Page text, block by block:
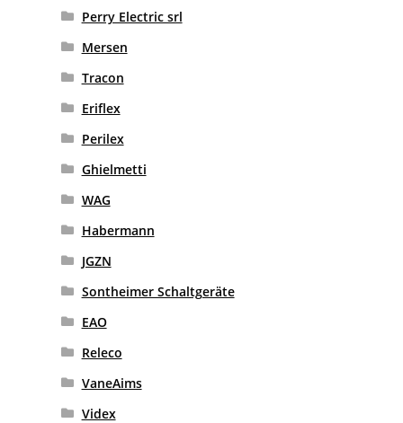
Perry Electric srl
Mersen
Tracon
Eriflex
Perilex
Ghielmetti
WAG
Habermann
JGZN
Sontheimer Schaltgeräte
EAO
Releco
VaneAims
Videx